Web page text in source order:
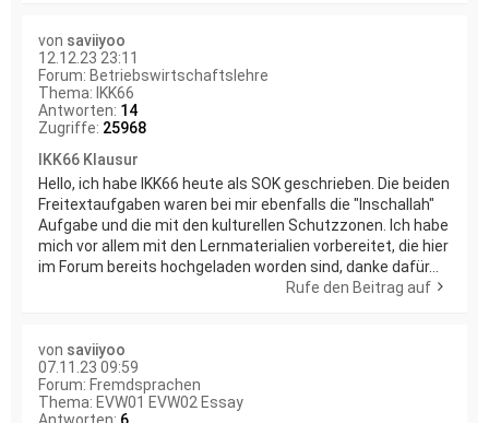
von saviiyoo
12.12.23 23:11
Forum: Betriebswirtschaftslehre
Thema: IKK66
Antworten: 14
Zugriffe: 25968
IKK66 Klausur
Hello, ich habe IKK66 heute als SOK geschrieben. Die beiden
Freitextaufgaben waren bei mir ebenfalls die "Inschallah"
Aufgabe und die mit den kulturellen Schutzzonen. Ich habe
mich vor allem mit den Lernmaterialien vorbereitet, die hier
im Forum bereits hochgeladen worden sind, danke dafür...
Rufe den Beitrag auf
von saviiyoo
07.11.23 09:59
Forum: Fremdsprachen
Thema: EVW01 EVW02 Essay
Antworten: 6